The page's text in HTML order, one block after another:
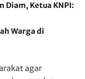
Diam, Ketua KNPI:
Warga di
agar